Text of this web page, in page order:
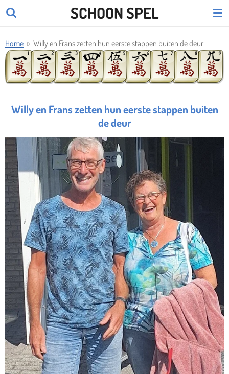
Ga
de
hoofdinhoud
SCHOON SPEL
Home » Willy en Frans zetten hun eerste stappen buiten de deur
Willy en Frans zetten hun eerste stappen buiten
de deur